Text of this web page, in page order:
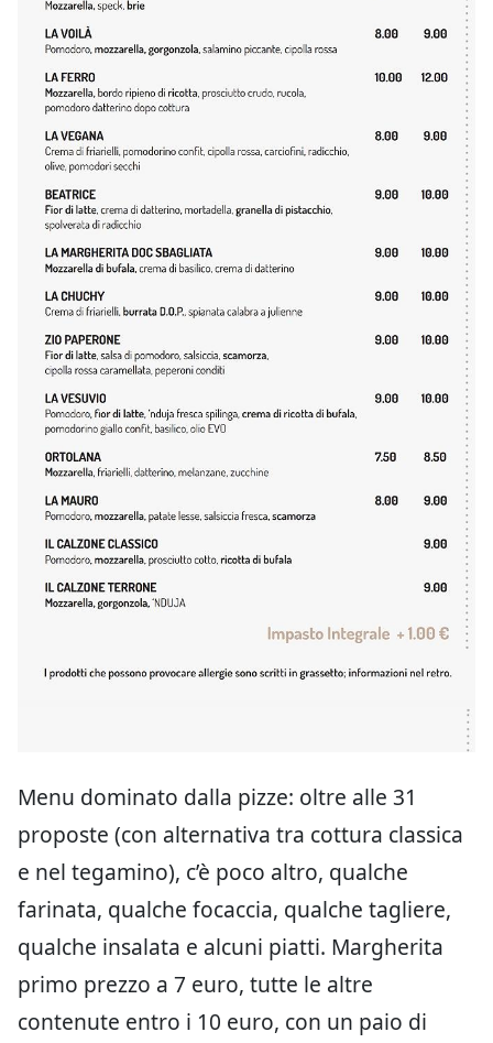
Menu dominato dalla pizze: oltre alle 31
proposte (con alternativa tra cottura classica
e nel tegamino), c’è poco altro, qualche
farinata, qualche focaccia, qualche tagliere,
qualche insalata e alcuni piatti. Margherita
primo prezzo a 7 euro, tutte le altre
contenute entro i 10 euro, con un paio di